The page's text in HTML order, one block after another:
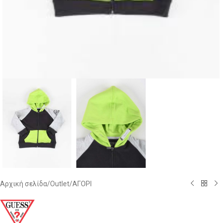
Αρχική σελίδα/Outlet/ΑΓΟΡΙ